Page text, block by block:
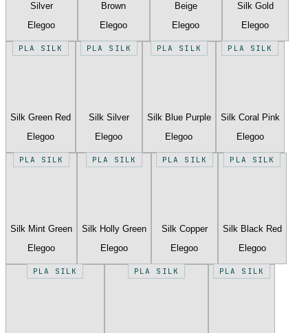
Silver
Elegoo
Brown
Elegoo
Beige
Elegoo
Silk Gold
Elegoo
PLA SILK
Silk Green Red
Elegoo
PLA SILK
Silk Silver
Elegoo
PLA SILK
Silk Blue Purple
Elegoo
PLA SILK
Silk Coral Pink
Elegoo
PLA SILK
Silk Mint Green
Elegoo
PLA SILK
Silk Holly Green
Elegoo
PLA SILK
Silk Copper
Elegoo
PLA SILK
Silk Black Red
Elegoo
PLA SILK PLA SILK PLA SILK